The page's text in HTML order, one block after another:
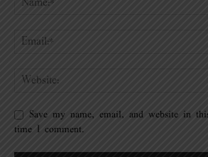
Save my name, email, and website in
time I comment.